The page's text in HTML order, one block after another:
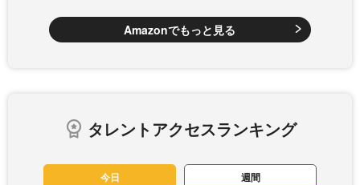
Amazonでもっと見る
タレントアクセスランキング
今日 週間